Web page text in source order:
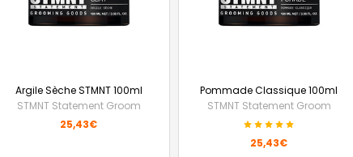
Argile Sèche STMNT 100ml
STMNT Statement Groom
25,43€
Pommade Classique 100ml
STMNT Statement Groom
25,43€